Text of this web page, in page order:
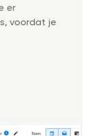
er
voordat je